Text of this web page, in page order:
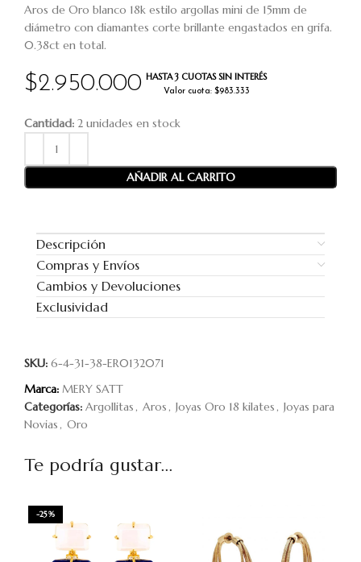
$2.950.000 HASTA 3 CUOTAS SIN INTERÉS
Valor cuota: $983.333
Aros de Oro blanco 18k estilo argollas mini de 15mm de
diámetro con diamantes corte brillante engastados en grifa.
0.38ct en total.
Cantidad: 2 unidades en stock
AÑADIR AL CARRITO
Descripción
Compras y Envíos
Cambios y Devoluciones
Exclusividad
SKU: 6-4-31-38-ER0132071
Categorías: Argollitas, Aros, Joyas Oro 18 kilates, Joyas para
Novias, Oro
Marca: MERY SATT
Te podría gustar...
-25%